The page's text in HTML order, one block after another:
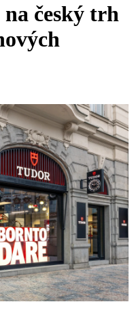
český trh